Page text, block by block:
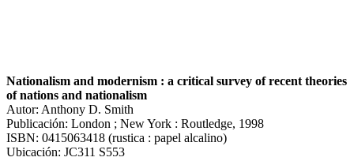
Nationalism and modernism : a critical survey of recent theories
of nations and nationalism
Autor: Anthony D. Smith
Publicación: London ; New York : Routledge, 1998
ISBN: 0415063418 (rustica : papel alcalino)
Ubicación: JC311 S553